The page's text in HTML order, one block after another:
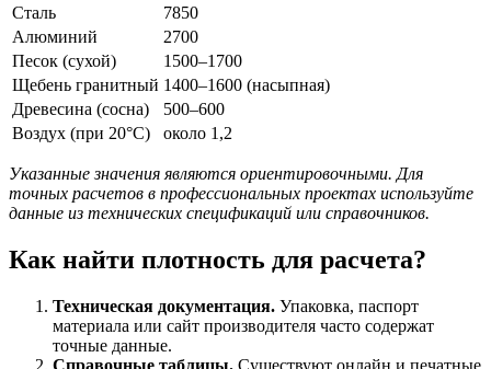
Сталь
7850
Алюминий
2700
Песок (сухой)
1500–1700
Щебень гранитный 1400–1600 (насыпная)
Древесина (сосна)
500–600
Воздух (при 20°C)
около 1,2
Указанные значения являются ориентировочными. Для
точных расчетов в профессиональных проектах используйте
данные из технических спецификаций или справочников.
Как найти плотность для расчета?
Техническая документация. Упаковка, паспорт
материала или сайт производителя часто содержат
точные данные.
Справочные таблицы. Существуют онлайн и печатные